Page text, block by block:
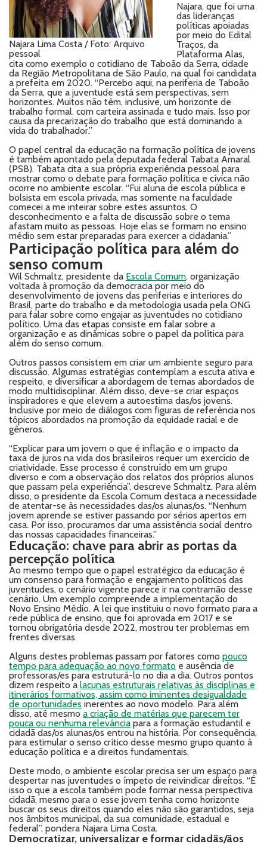
Najara Lima Costa / Foto: Arquivo
pessoal
Najara, que foi uma
das lideranças
políticas apoiadas
por meio do Edital
Traços, da
Plataforma Alas,
cita como exemplo o cotidiano de Taboão da Serra, cidade
da Região Metropolitana de São Paulo, na qual foi candidata
a prefeita em 2020. “Percebo aqui, na periferia de Taboão
da Serra, que a juventude está sem perspectivas, sem
horizontes. Muitos não têm, inclusive, um horizonte de
trabalho formal, com carteira assinada e tudo mais. Isso por
causa da precarização do trabalho que está dominando a
vida do trabalhador.”
O papel central da educação na formação política de jovens
é também apontado pela deputada federal Tabata Amaral
(PSB). Tabata cita a sua própria experiência pessoal para
mostrar como o debate para formação política e cívica não
ocorre no ambiente escolar. “Fui aluna de escola pública e
bolsista em escola privada, mas somente na faculdade
comecei a me inteirar sobre estes assuntos. O
desconhecimento e a falta de discussão sobre o tema
afastam muito as pessoas. Hoje elas se formam no ensino
médio sem estar preparadas para exercer a cidadania.”
Participação política para além do
senso comum
Wil Schmaltz, presidente da Escola Comum, organização
voltada à promoção da democracia por meio do
desenvolvimento de jovens das periferias e interiores do
Brasil, parte do trabalho e da metodologia usada pela ONG
para falar sobre como engajar as juventudes no cotidiano
político. Uma das etapas consiste em falar sobre a
organização e as dinâmicas sobre o papel da política para
além do senso comum.
Outros passos consistem em criar um ambiente seguro para
discussão. Algumas estratégias contemplam a escuta ativa e
respeito, e diversificar a abordagem de temas abordados de
modo multidisciplinar. Além disso, deve-se criar espaços
inspiradores e que elevem a autoestima das/os jovens.
Inclusive por meio de diálogos com figuras de referência nos
tópicos abordados na promoção da equidade racial e de
gêneros.
“Explicar para um jovem o que é inflação e o impacto da
taxa de juros na vida dos brasileiros requer um exercício de
criatividade. Esse processo é construído em um grupo
diverso e com a observação dos relatos dos próprios alunos
que passam pela experiência”, descreve Schmaltz. Para além
disso, o presidente da Escola Comum destaca a necessidade
de atentar-se às necessidades das/os alunas/os. “Nenhum
jovem aprende se estiver passando por sérios apertos em
casa. Por isso, procuramos dar uma assistência social dentro
das nossas capacidades financeiras.”
Educação: chave para abrir as portas da
percepção política
Ao mesmo tempo que o papel estratégico da educação é
um consenso para formação e engajamento políticos das
juventudes, o cenário vigente parece ir na contramão desse
cenário. Um exemplo compreende a implementação do
Novo Ensino Médio. A lei que instituiu o novo formato para a
rede pública de ensino, que foi aprovada em 2017 e se
tornou obrigatória desde 2022, mostrou ter problemas em
frentes diversas.
Alguns destes problemas passam por fatores como pouco
tempo para adequação ao novo formato e ausência de
professoras/es para estruturá-lo no dia a dia. Outros pontos
dizem respeito a lacunas estruturais relativas às disciplinas e
itinerários formativos, assim como iminentes desigualdade
de oportunidades inerentes ao novo modelo. Para além
disso, até mesmo a criação de matérias que parecem ter
pouca ou nenhuma relevância para a formação estudantil e
cidadã das/os alunas/os entrou na história. Por consequência,
para estimular o senso crítico desse mesmo grupo quanto à
educação política e a direitos fundamentais.
Deste modo, o ambiente escolar precisa ser um espaço para
despertar nas juventudes o ímpeto de reivindicar direitos. “É
isso o que a escola também pode formar nessa perspectiva
cidadã, mesmo para o esse jovem tenha como horizonte
buscar os seus direitos quando eles não são garantidos, seja
nos âmbitos municipal, da sua comunidade, estadual e
federal”, pondera Najara Lima Costa.
Democratizar, universalizar e formar cidadãs/ãos